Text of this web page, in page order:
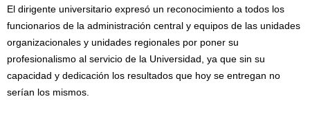
El dirigente universitario expresó un reconocimiento a todos los
funcionarios de la administración central y equipos de las unidades
organizacionales y unidades regionales por poner su
profesionalismo al servicio de la Universidad, ya que sin su
capacidad y dedicación los resultados que hoy se entregan no
serían los mismos.